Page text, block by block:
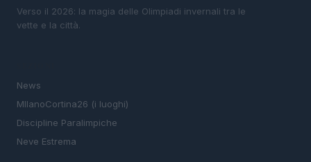
Verso il 2026: la magia delle Olimpiadi invernali tra le
vette e la città.
News
MIlanoCortina26 (i luoghi)
Discipline Paralimpiche
Neve Estrema